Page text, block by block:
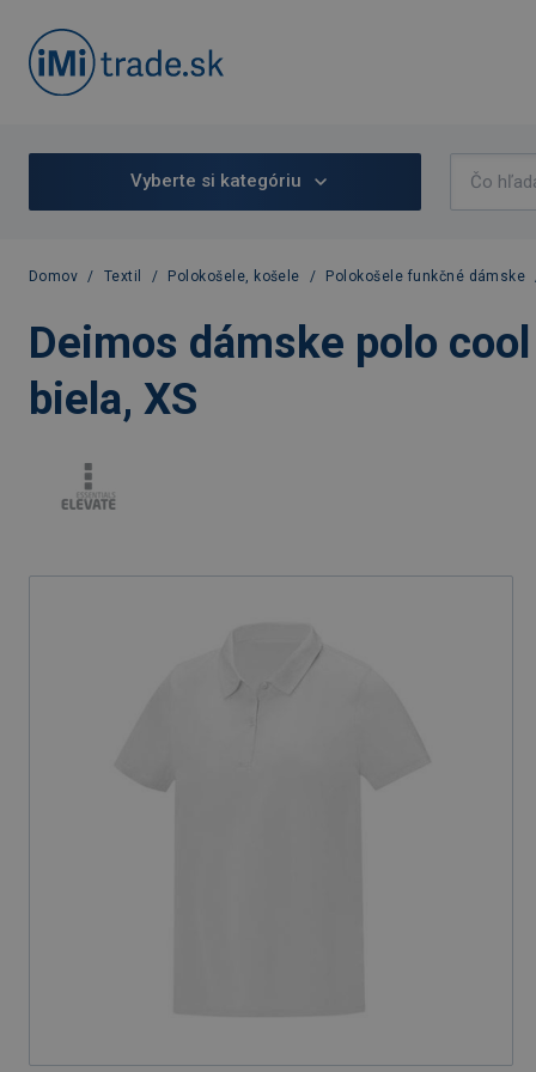
Vyberte si kategóriu
Domov / Textil / Polokošele, košele / Polokošele funkčné dámske
Deimos dámske polo
biela, XS